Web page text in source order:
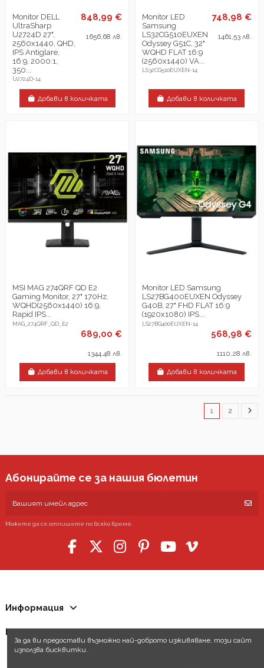
Monitor DELL
UltraSharp
U2724D 27",
2560x1440, QHD,
IPS Antiglare,
16:9, 2000:1,
350...
U2724D-14
848,99 €
1656,68 лв.
Добави в количката
Monitor LED
Samsung
LS32CG510EUXEN
Odyssey G51C, 32"
WQHD FLAT 16:9
(2560x1440) VA...
LS32CG510EUXEN-14
748,98 €
1461,53 лв.
Добави в количката
MSI MAG 274QRF QD E2
Gaming Monitor, 27" 170Hz,
WQHD(2560x1440) 16:9,
Rapid IPS...
MAG_274QRF_QD_E2
689,00 €
1344,48 лв.
Добави в количката
Monitor LED Samsung
LS27BG400EUXEN Odyssey
G40B, 27" FHD FLAT 16:9
(1920x1080) IPS...
LS27BG400EUXEN-14
568,98 €
1110,28 лв.
Добави в количката
1 2
Абонирайте се за нашия бюлетин
Можете да се отпишете по всяко време.
Информация
Контакти
За да ви предостави възможно най-доброто изживяване, този сайт
използва бисквитки.